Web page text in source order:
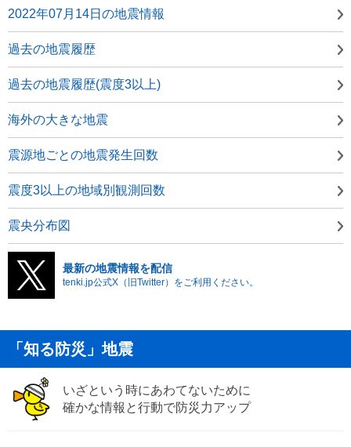
2022年07月14日の地震情報
過去の地震履歴
過去の地震履歴(震度3以上)
海外の大きな地震
震源地ごとの地震発生回数
震度3以上の地域別観測回数
震央分布図
最新の地震情報を配信
tenki.jp公式X（旧Twitter）をご利用ください。
「知る防災」地震
いざという時にあわてないために
確かな情報と行動で防災力アップ